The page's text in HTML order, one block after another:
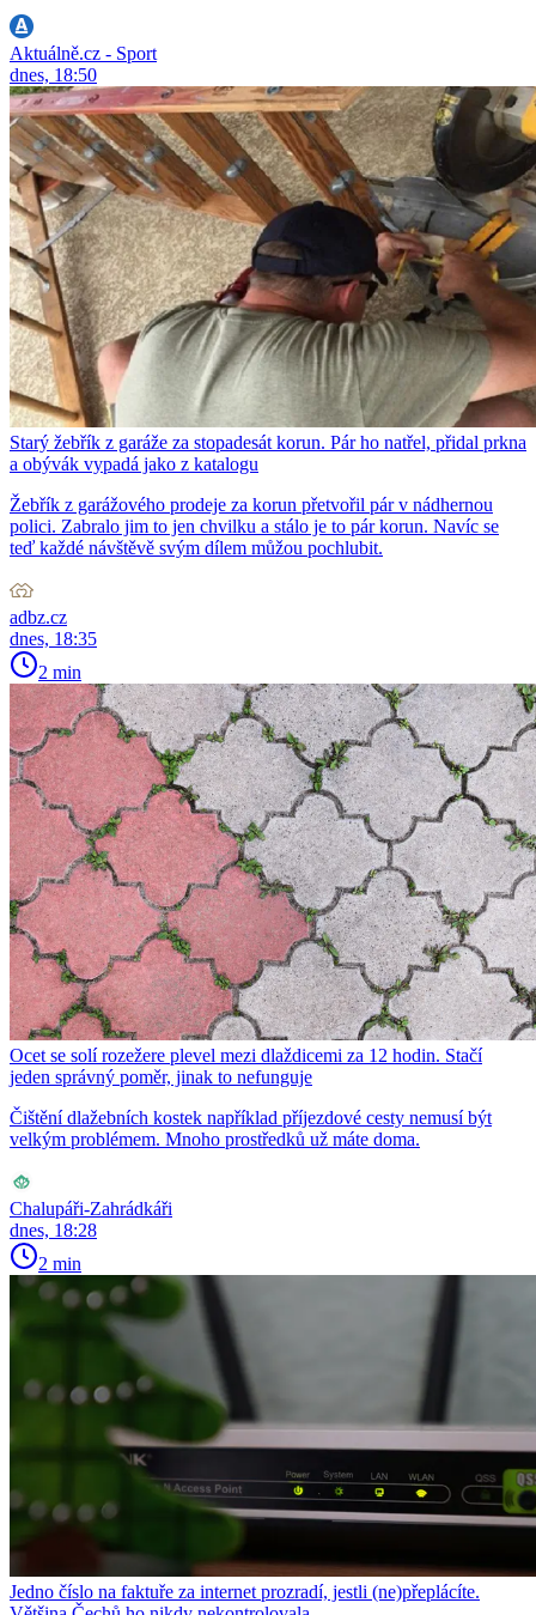
Aktuálně.cz - Sport
dnes, 18:50
Starý žebřík z garáže za stopadesát korun. Pár ho natřel, přidal prkna
a obývák vypadá jako z katalogu
Žebřík z garážového prodeje za korun přetvořil pár v nádhernou
polici. Zabralo jim to jen chvilku a stálo je to pár korun. Navíc se
teď každé návštěvě svým dílem můžou pochlubit.
adbz.cz
dnes, 18:35
2 min
Ocet se solí rozežere plevel mezi dlaždicemi za 12 hodin. Stačí
jeden správný poměr, jinak to nefunguje
Čištění dlažebních kostek například příjezdové cesty nemusí být
velkým problémem. Mnoho prostředků už máte doma.
Chalupáři-Zahrádkáři
dnes, 18:28
2 min
Jedno číslo na faktuře za internet prozradí, jestli (ne)přeplácíte.